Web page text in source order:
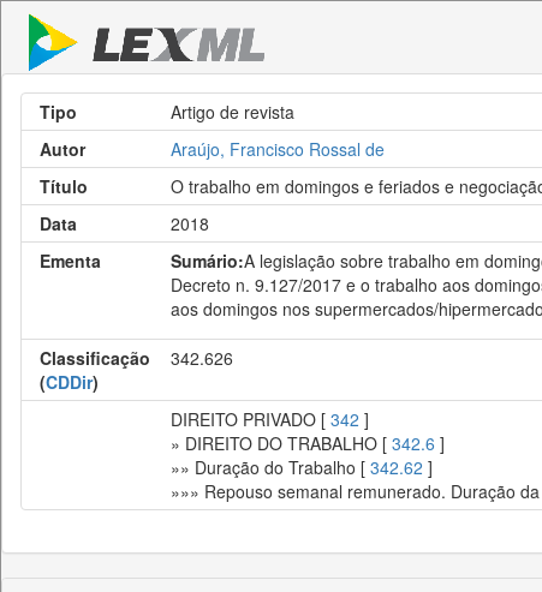
Tipo
Artigo de revista
Autor
Araújo, Francisco Rossal de
Título
O trabalho em domingos e feriados e
Data
2018
Ementa
Sumário:A legislação sobre trabalho em
Decreto n. 9.127/2017 e o trabalho aos
aos domingos nos supermercados/
Classificação
(CDDir)
342.626
DIREITO PRIVADO [ 342 ]
» DIREITO DO TRABALHO [ 342.6 ]
»» Duração do Trabalho [ 342.62 ]
»»» Repouso semanal remunerado. Duração